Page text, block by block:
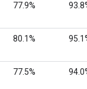
77.9%
80.1%
77.5%